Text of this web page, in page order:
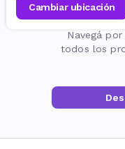
cambiar ubicación
La
Navegá
todos los